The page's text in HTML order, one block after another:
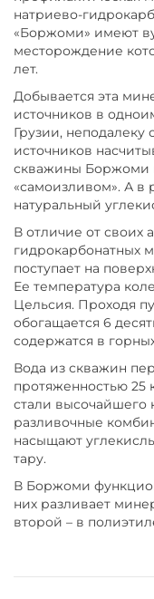
натриево-
«Боржоми» имеют
месторождение
лет.
Добывается эта
источников в
Грузии, неподалеку
источников
скважины Боржоми
«самоизливом». А в
натуральный
В отличие от своих
гидрокарбонатных
поступает на
Ее температура
Цельсия. Проходя
обогащается 6
содержатся в
Вода из скважин
протяженностью
стали высочайшего
разливочные
насыщают
тару.
В Боржоми
них разливает
второй – в